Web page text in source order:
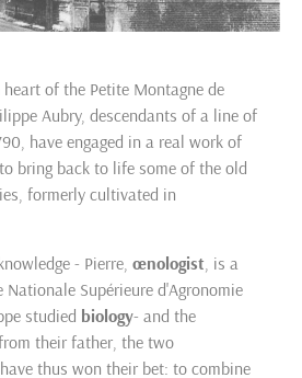
of the Petite Montagne de
Aubry, descendants of a line of
have engaged in a real work of
bring back to life some of the old
formerly cultivated in
- Pierre, œnologist , is a
Supérieure d'Agronomie
studied biology- and the
their father, the two
thus won their bet: to combine